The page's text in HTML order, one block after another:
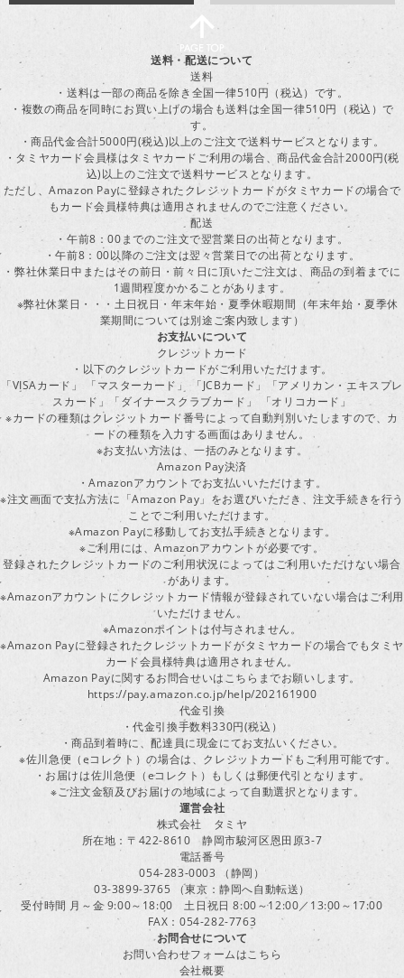
送料・配送について
送料
・送料は一部の商品を除き全国一律510円（税込）です。
・複数の商品を同時にお買い上げの場合も送料は全国一律510円（税込）で
す。
・商品代金合計5000円(税込)以上のご注文で送料サービスとなります。
・タミヤカード会員様はタミヤカードご利用の場合、商品代金合計2000円(税
込)以上のご注文で送料サービスとなります。
ただし、Amazon Payに登録されたクレジットカードがタミヤカードの場合で
もカード会員様特典は適用されませんのでご注意ください。
配送
・午前8：00までのご注文で翌営業日の出荷となります。
・午前8：00以降のご注文は翌々営業日での出荷となります。
・弊社休業日中またはその前日・前々日に頂いたご注文は、商品の到着までに
1週間程度かかることがあります。
※弊社休業日・・・土日祝日・年末年始・夏季休暇期間（年末年始・夏季休
業期間については別途ご案内致します）
お支払いについて
クレジットカード
・以下のクレジットカードがご利用いただけます。
「VISAカード」 「マスターカード」 「JCBカード」「アメリカン・エキスプレ
スカード」「ダイナースクラブカード」 「オリコカード」
※カードの種類はクレジットカード番号によって自動判別いたしますので、カ
ードの種類を入力する画面はありません。
※お支払い方法は、一括のみとなります。
Amazon Pay決済
・Amazonアカウントでお支払いいただけます。
※注文画面で支払方法に「Amazon Pay」をお選びいただき、注文手続きを行う
ことでご利用いただけます。
※Amazon Payに移動してお支払手続きとなります。
※ご利用には、Amazonアカウントが必要です。
登録されたクレジットカードのご利用状況によってはご利用いただけない場合
があります。
※Amazonアカウントにクレジットカード情報が登録されていない場合はご利用
いただけません。
※Amazonポイントは付与されません。
※Amazon Payに登録されたクレジットカードがタミヤカードの場合でもタミヤ
カード会員様特典は適用されません。
Amazon Payに関するお問合せいはこちらまでお願いします。
https://pay.amazon.co.jp/help/202161900
代金引換
・代金引換手数料330円(税込）
・商品到着時に、配達員に現金にてお支払いください。
※佐川急便（eコレクト）の場合は、クレジットカードもご利用可能です。
・お届けは佐川急便（eコレクト）もしくは郵便代引となります。
※ご注文金額及びお届けの地域によって自動選択となります。
運営会社
株式会社 タミヤ
所在地：〒422-8610 静岡市駿河区恩田原3-7
電話番号
054-283-0003 （静岡）
03-3899-3765 （東京：静岡へ自動転送）
受付時間 月～金 9:00～18:00 土日祝日 8:00～12:00／13:00～17:00
FAX：054-282-7763
お問合せについて
お問い合わせフォームはこちら
会社概要